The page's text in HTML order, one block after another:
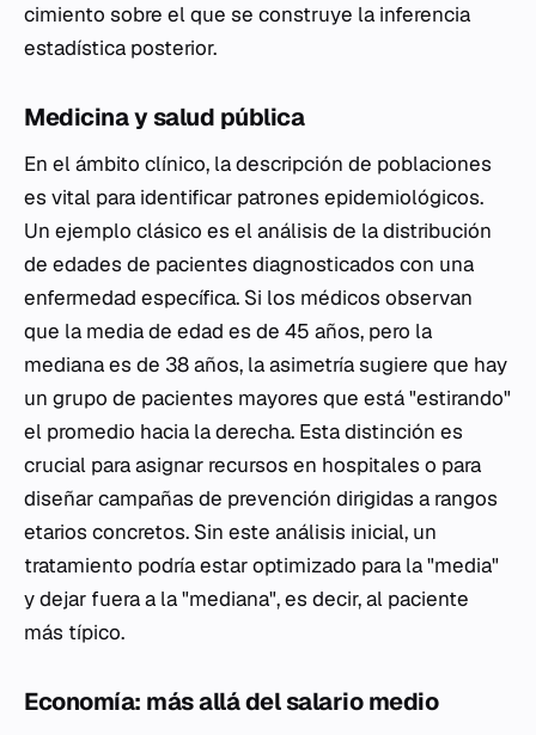
cimiento sobre el que se construye la inferencia
estadística posterior.
Medicina y salud pública
En el ámbito clínico, la descripción de poblaciones
es vital para identificar patrones epidemiológicos.
Un ejemplo clásico es el análisis de la distribución
de edades de pacientes diagnosticados con una
enfermedad específica. Si los médicos observan
que la media de edad es de 45 años, pero la
mediana es de 38 años, la asimetría sugiere que hay
un grupo de pacientes mayores que está "estirando"
el promedio hacia la derecha. Esta distinción es
crucial para asignar recursos en hospitales o para
diseñar campañas de prevención dirigidas a rangos
etarios concretos. Sin este análisis inicial, un
tratamiento podría estar optimizado para la "media"
y dejar fuera a la "mediana", es decir, al paciente
más típico.
Economía: más allá del salario medio